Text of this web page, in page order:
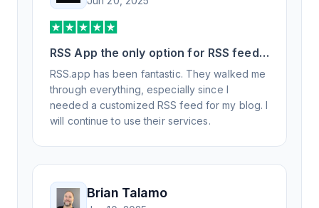
RSS App the only option for RSS feed
generation
RSS.app has been fantastic. They walked me
through everything, especially since I
needed a customized RSS feed for my blog. I
will continue to use their services.
Brian Talamo